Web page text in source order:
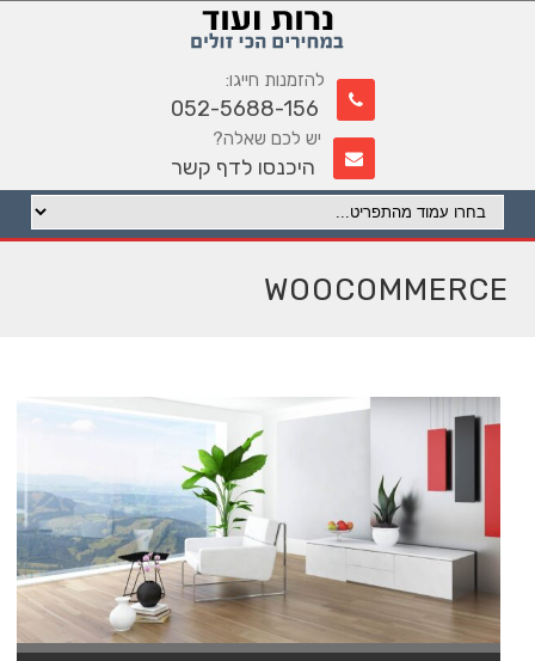
להזמנות חייגו:
052-5688-156
יש לכם שאלה?
היכנסו לדף קשר
WOOCOMMERCE